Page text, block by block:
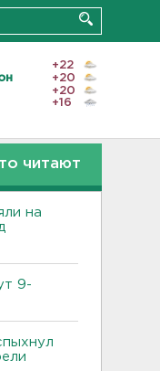
+22
+20
+20
+16
читают
на
9-